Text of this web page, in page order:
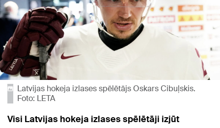
Latvijas hokeja izlases spēlētājs Oskars Cibuļskis.
Foto: LETA
Visi Latvijas hokeja izlases spēlētāji izjūt